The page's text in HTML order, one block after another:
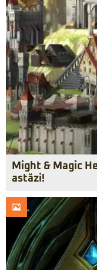
Might & Magic
astăzi!